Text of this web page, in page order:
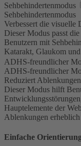
Sehbehindertenmodus
Sehbehindertenmodus
Verbessert die visuelle
Dieser Modus passt
Benutzern mit
Katarakt, Glaukom und
ADHS-freundlicher
ADHS-freundlicher
Reduziert
Dieser Modus hilft
Hauptelemente der
Ablenkungen
Einfache Orientierung